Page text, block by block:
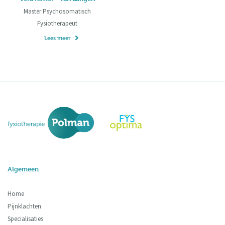
Master Psychosomatisch
Fysiotherapeut
Lees meer
Algemeen
Home
Pijnklachten
Specialisaties